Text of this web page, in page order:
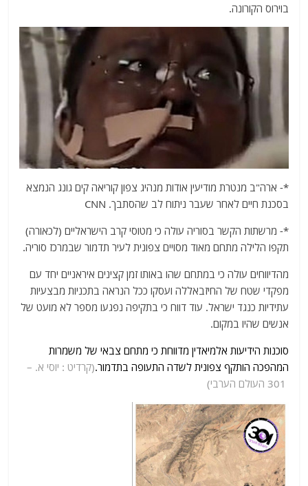
בוירוס הקורונה.
*- ארה"ב מנטרת מודיעין אודות מנהיג צפון קוריאה קים גונג הנמצא
בסכנת חיים לאחר שעבר ניתוח לב שהסתבך. CNN
*- מרשתות הקשר בסוריה עולה כי מטוסי קרב הישראליים (לכאורה)
תקפו הלילה מתחם מאוד מסויים צפונית לעיר תדמור שבמרכז סוריה.
מהדיווחים עולה כי במתחם שהו באותו זמן קצינים איראניים יחד עם
מפקדי שטח של החיזבאללה ועסקו ככל הנראה בתכניות מבצעיות
עתידיות כנגד ישראל. עוד דווח כי בתקיפה נפגעו מספר לא מועט של
אנשים שהיו במקום.
סוכנות הידיעות אלמיאדין מדווחת כי מתחם צבאי של משמרות
המהפכה הותקף צפונית לשדה התעופה בתדמור.(קרדיט : יוסי א. –